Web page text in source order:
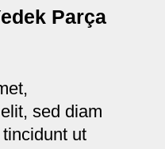
Parça
sed diam
ut